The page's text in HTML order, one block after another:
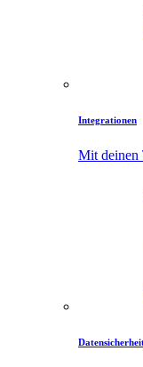
Integrationen
Mit deinen